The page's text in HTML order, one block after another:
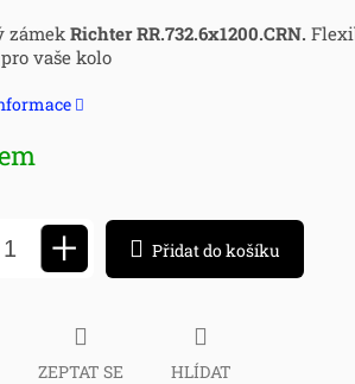
zámek Richter RR.732.6x1200.CRN.
vaše kolo
+ Přidat do košíku
ZEPTAT SE HLÍDAT